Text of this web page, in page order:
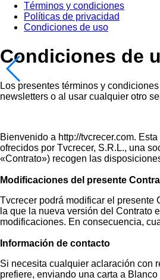
Términos y condiciones
Políticas de privacidad
Condiciones de uso
Condiciones de
Los presentes términos y
newsletters o al usar cualquier otro
Bienvenido a http://tvcrecer.com.
ofrecidos por Tvcrecer, S.R.L., una
«Contrato») recogen las
Modificaciones del presente
Tvcrecer podrá modificar el presente
la que la nueva versión del Contrato
modificaciones. En consecuencia,
Información de contacto
Si necesita cualquier aclaración con
prefiere, enviando una carta a